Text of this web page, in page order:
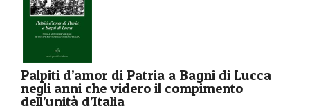
Palpiti d’amor di Patria a Bagni di Lucca
negli anni che videro il compimento
dell’unità d’Italia